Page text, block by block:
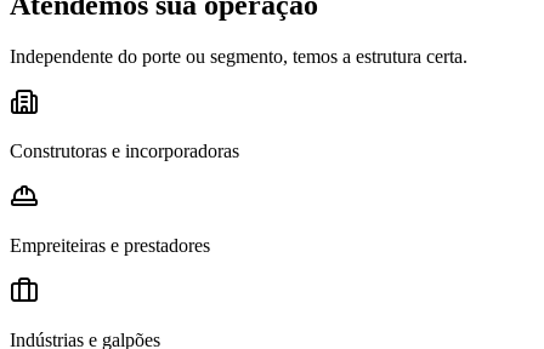
Independente do porte ou segmento, temos a estrutura certa.
Construtoras e incorporadoras
Empreiteiras e prestadores
Indústrias e galpões